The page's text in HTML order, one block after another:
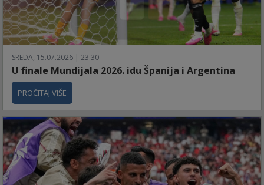
SREDA, 15.07.2026 | 23:30
U finale Mundijala 2026. idu Španija i Argentina
PROČITAJ VIŠE